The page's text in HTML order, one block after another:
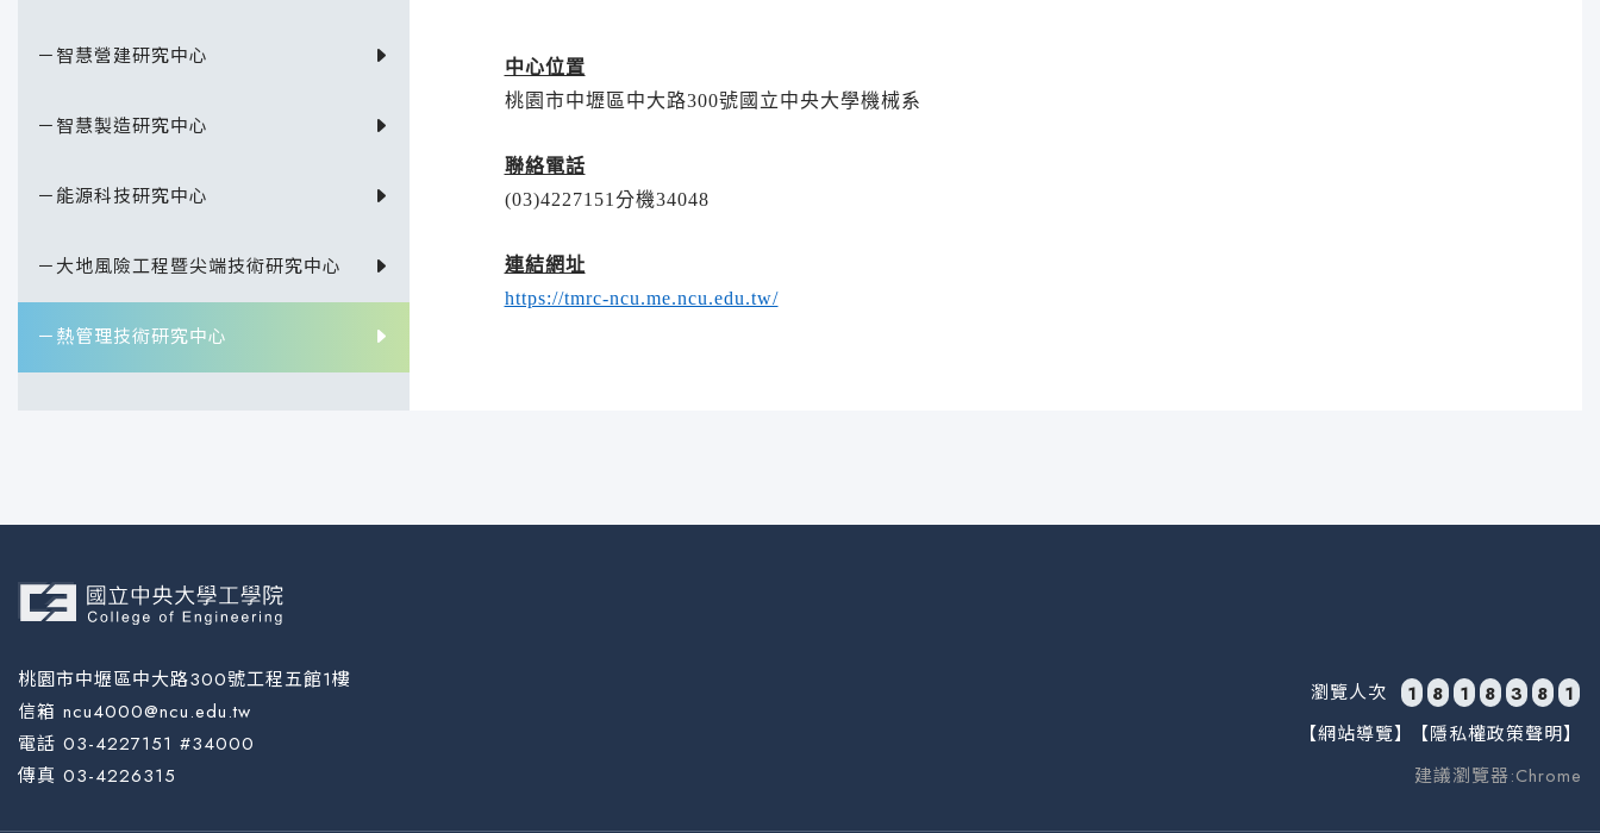
－智慧營建研究中心
－智慧製造研究中心
－能源科技研究中心
－大地風險工程暨尖端技術研究中心
－熱管理技術研究中心
中心位置
桃園市中壢區中大路300號國立中央大學機械系
聯絡電話
(03)4227151 分機34048
連結網址
https://tmrc-ncu.me.ncu.edu.tw/
桃園市中壢區中大路300號工程五館1樓
信箱 ncu4000@ncu.edu.tw
電話 03-4227151 #34000
傳真 03-4226315
瀏覽人次 1 8 1 8 3 8
1
【網站導覽】
【隱私權政策聲明】
建議瀏覽器:Chrome